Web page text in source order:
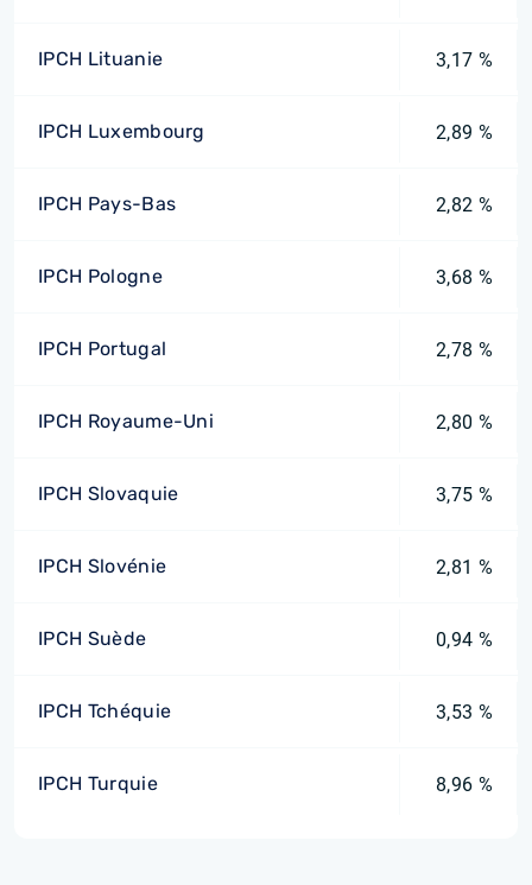
IPCH Lituanie 3,17 %
IPCH Luxembourg 2,89 %
IPCH Pays-Bas 2,82 %
IPCH Pologne 3,68 %
IPCH Portugal 2,78 %
IPCH Royaume-Uni 2,80 %
IPCH Slovaquie 3,75 %
IPCH Slovénie 2,81 %
IPCH Suède 0,94 %
IPCH Tchéquie 3,53 %
IPCH Turquie 8,96 %